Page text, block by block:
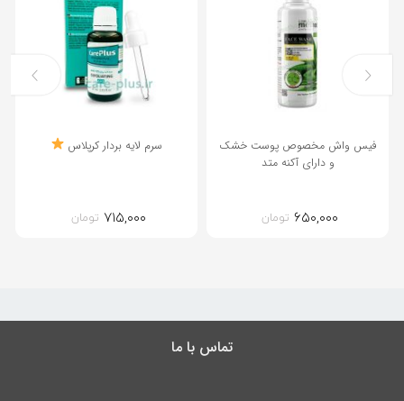
فیس واش مخصوص پوست خشک
و دارای آکنه متد
۶۵۰,۰۰۰ تومان
سرم لایه بردار کرپلاس
۷۱۵,۰۰۰ تومان
تماس با ما